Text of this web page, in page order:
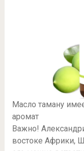
Масло таману
аромат
Важно!
востоке Африки,